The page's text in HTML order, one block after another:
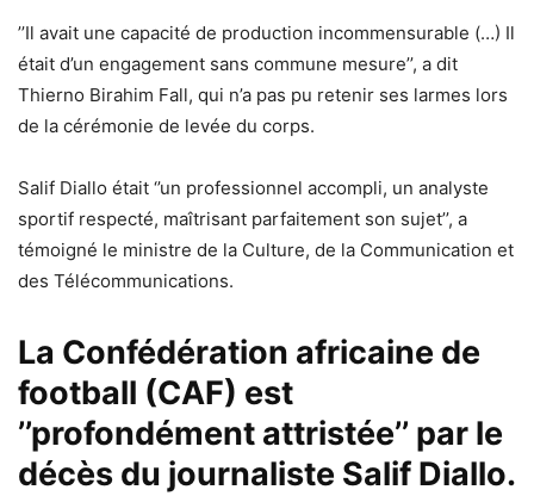
’’Il avait une capacité de production incommensurable (…) Il
était d’un engagement sans commune mesure’’, a dit
Thierno Birahim Fall, qui n’a pas pu retenir ses larmes lors
de la cérémonie de levée du corps.
Salif Diallo était ‘’un professionnel accompli, un analyste
sportif respecté, maîtrisant parfaitement son sujet’’, a
témoigné le ministre de la Culture, de la Communication et
des Télécommunications.
La Confédération africaine de
football (CAF) est
’’profondément attristée’’ par le
décès du journaliste Salif Diallo.